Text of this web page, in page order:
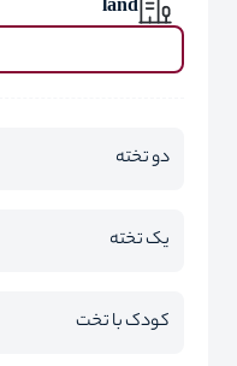
land
دو تخته
یک تخته
کودک با تخت